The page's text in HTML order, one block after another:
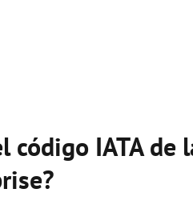
código IATA